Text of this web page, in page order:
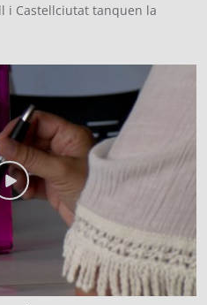
i Castellciutat tanquen la